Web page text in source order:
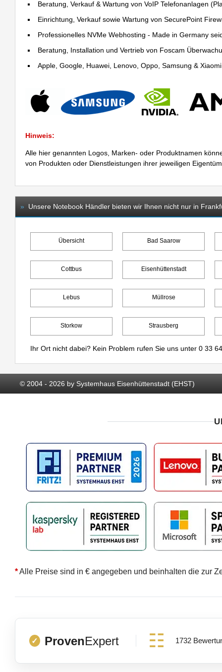
Beratung, Verkauf & Wartung von VoIP Telefonanlagen
Einrichtung, Verkauf sowie Wartung von SecurePoint
Professionelles NVMe Webhosting - Made in Germany
Beratung, Installation und Vertrieb von Foscam
Apple, Google, Huawei, Lenovo, Oppo, Samsung &
Hinweis:
Alle hier genannten Logos, Marken- oder Produktnamen
von Produkten oder Dienstleistungen ihrer jeweiligen
» Unsere Notebook Händler bieten wir Ihnen nicht nur in
Übersicht Bad Saarow
Cottbus Eisenhüttenstadt
Lebus Müllrose
Storkow Strausberg
Ihr Ort nicht dabei? Kein Problem rufen Sie uns unter 0 33
© 2004 - 2026 by Systemhaus Eisenhüttenstadt (EHST)
*Alle Preise sind in € angegeben und beinhalten die zur
✓ ProvenExpert 1732